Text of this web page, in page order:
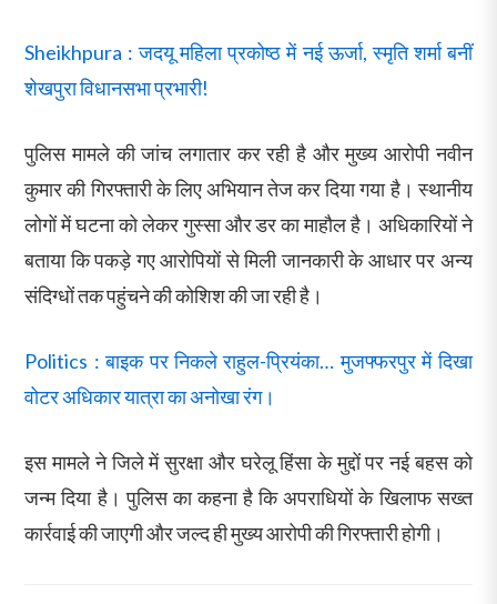
Sheikhpura : जदयू महिला प्रकोष्ठ में नई ऊर्जा, स्मृति शर्मा बनीं
शेखपुरा विधानसभा प्रभारी!
पुलिस मामले की जांच लगातार कर रही है और मुख्य आरोपी नवीन
कुमार की गिरफ्तारी के लिए अभियान तेज कर दिया गया है। स्थानीय
लोगों में घटना को लेकर गुस्सा और डर का माहौल है। अधिकारियों ने
बताया कि पकड़े गए आरोपियों से मिली जानकारी के आधार पर अन्य
संदिग्धों तक पहुंचने की कोशिश की जा रही है।
Politics : बाइक पर निकले राहुल-प्रियंका… मुजफ्फरपुर में दिखा
वोटर अधिकार यात्रा का अनोखा रंग।
इस मामले ने जिले में सुरक्षा और घरेलू हिंसा के मुद्दों पर नई बहस को
जन्म दिया है। पुलिस का कहना है कि अपराधियों के खिलाफ सख्त
कार्रवाई की जाएगी और जल्द ही मुख्य आरोपी की गिरफ्तारी होगी।